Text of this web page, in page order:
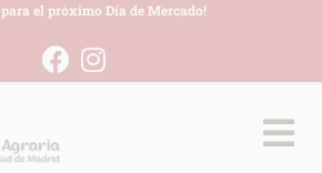
para el próximo Día de Mercado!